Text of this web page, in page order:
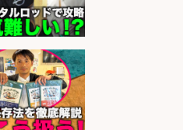
募集
by 求人ボックス
る